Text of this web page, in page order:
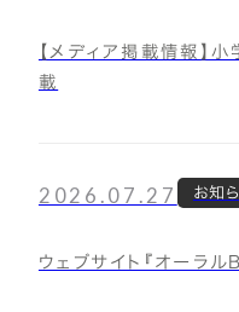
【メディア掲載情報】
載
2026.07.27 お知
ウェブサイト『オーラル